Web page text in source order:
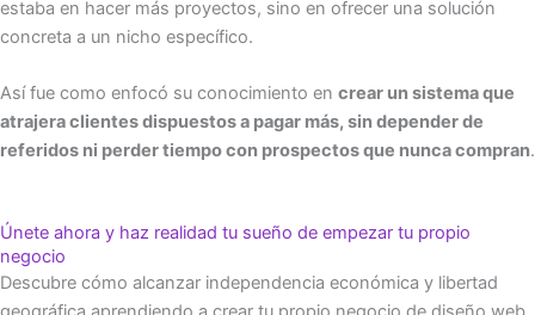
estaba en hacer más proyectos, sino en ofrecer una solución
concreta a un nicho específico.
Así fue como enfocó su conocimiento en crear un sistema que
atrajera clientes dispuestos a pagar más, sin depender de
referidos ni perder tiempo con prospectos que nunca compran.
Únete ahora y haz realidad tu sueño de empezar tu propio
negocio
Descubre cómo alcanzar independencia económica y libertad